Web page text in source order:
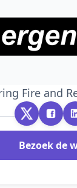
Bezoek de
Fire and